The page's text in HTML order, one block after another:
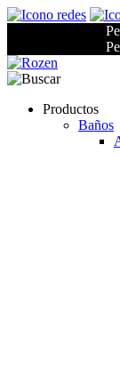
Productos
Baños